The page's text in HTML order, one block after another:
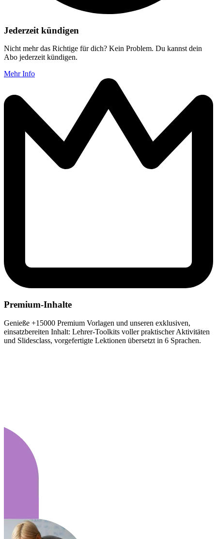
Jederzeit kündigen
Nicht mehr das Richtige für dich? Kein Problem. Du kannst dein
Abo jederzeit kündigen.
Mehr Info
Premium-Inhalte
Genieße +15000 Premium Vorlagen und unseren exklusiven,
einsatzbereiten Inhalt: Lehrer-Toolkits voller praktischer Aktivitäten
und Slidesclass, vorgefertigte Lektionen übersetzt in 6 Sprachen.